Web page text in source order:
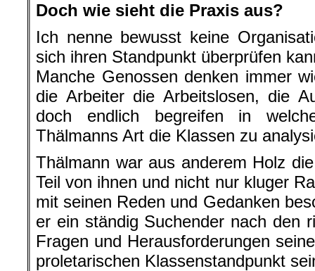
Doch wie sieht die Praxis aus?
Ich nenne bewusst keine
sich ihren Standpunkt überprüfen
Manche Genossen denken immer
die Arbeiter die Arbeitslosen, die
doch endlich begreifen in
Thälmanns Art die Klassen zu
Thälmann war aus anderem Holz
Teil von ihnen und nicht nur kluger
mit seinen Reden und Gedanken
er ein ständig Suchender nach den
Fragen und Herausforderungen
proletarischen Klassenstandpunkt